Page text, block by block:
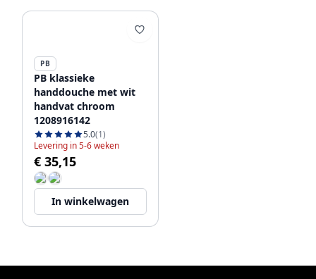
PB
PB klassieke
handdouche met wit
handvat chroom
1208916142
5.0(1)
Levering in 5-6 weken
€ 35,15
In winkelwagen